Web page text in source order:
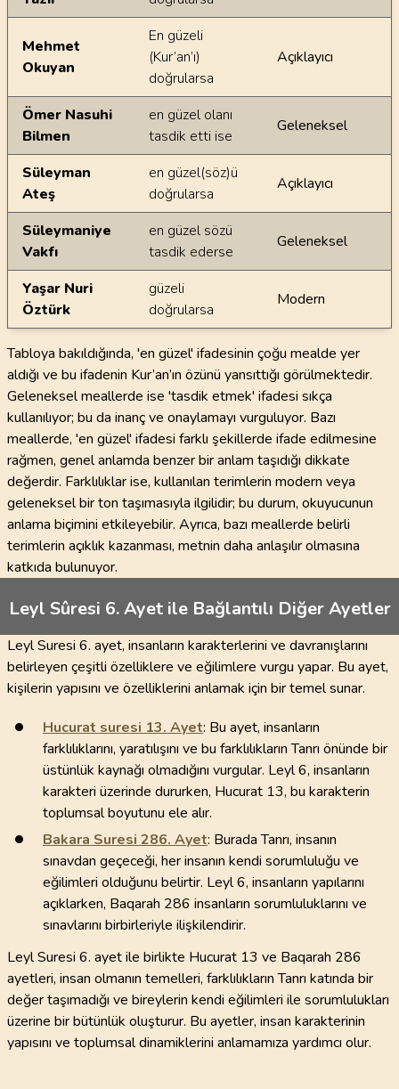
Mehmet
Okuyan
En güzeli
(Kur’an’ı)
doğrularsa
Açıklayıcı
Ömer Nasuhi
Bilmen
en güzel olanı
tasdik etti ise
Geleneksel
Süleyman
Ateş
en güzel(söz)ü
doğrularsa
Açıklayıcı
Süleymaniye
Vakfı
en güzel sözü
tasdik ederse
Geleneksel
Yaşar Nuri
Öztürk
güzeli
doğrularsa
Modern
Tabloya bakıldığında, 'en güzel' ifadesinin çoğu mealde yer
aldığı ve bu ifadenin Kur’an’ın özünü yansıttığı görülmektedir.
Geleneksel meallerde ise 'tasdik etmek' ifadesi sıkça
kullanılıyor; bu da inanç ve onaylamayı vurguluyor. Bazı
meallerde, 'en güzel' ifadesi farklı şekillerde ifade edilmesine
rağmen, genel anlamda benzer bir anlam taşıdığı dikkate
değerdir. Farklılıklar ise, kullanılan terimlerin modern veya
geleneksel bir ton taşımasıyla ilgilidir; bu durum, okuyucunun
anlama biçimini etkileyebilir. Ayrıca, bazı meallerde belirli
terimlerin açıklık kazanması, metnin daha anlaşılır olmasına
katkıda bulunuyor.
Leyl Sûresi 6. Ayet ile Bağlantılı Diğer Ayetler
Leyl Suresi 6. ayet, insanların karakterlerini ve davranışlarını
belirleyen çeşitli özelliklere ve eğilimlere vurgu yapar. Bu ayet,
kişilerin yapısını ve özelliklerini anlamak için bir temel sunar.
Hucurat suresi 13. Ayet: Bu ayet, insanların
farklılıklarını, yaratılışını ve bu farklılıkların Tanrı önünde bir
üstünlük kaynağı olmadığını vurgular. Leyl 6, insanların
karakteri üzerinde dururken, Hucurat 13, bu karakterin
toplumsal boyutunu ele alır.
Bakara Suresi 286. Ayet: Burada Tanrı, insanın
sınavdan geçeceği, her insanın kendi sorumluluğu ve
eğilimleri olduğunu belirtir. Leyl 6, insanların yapılarını
açıklarken, Baqarah 286 insanların sorumluluklarını ve
sınavlarını birbirleriyle ilişkilendirir.
Leyl Suresi 6. ayet ile birlikte Hucurat 13 ve Baqarah 286
ayetleri, insan olmanın temelleri, farklılıkların Tanrı katında bir
değer taşımadığı ve bireylerin kendi eğilimleri ile sorumlulukları
üzerine bir bütünlük oluşturur. Bu ayetler, insan karakterinin
yapısını ve toplumsal dinamiklerini anlamamıza yardımcı olur.